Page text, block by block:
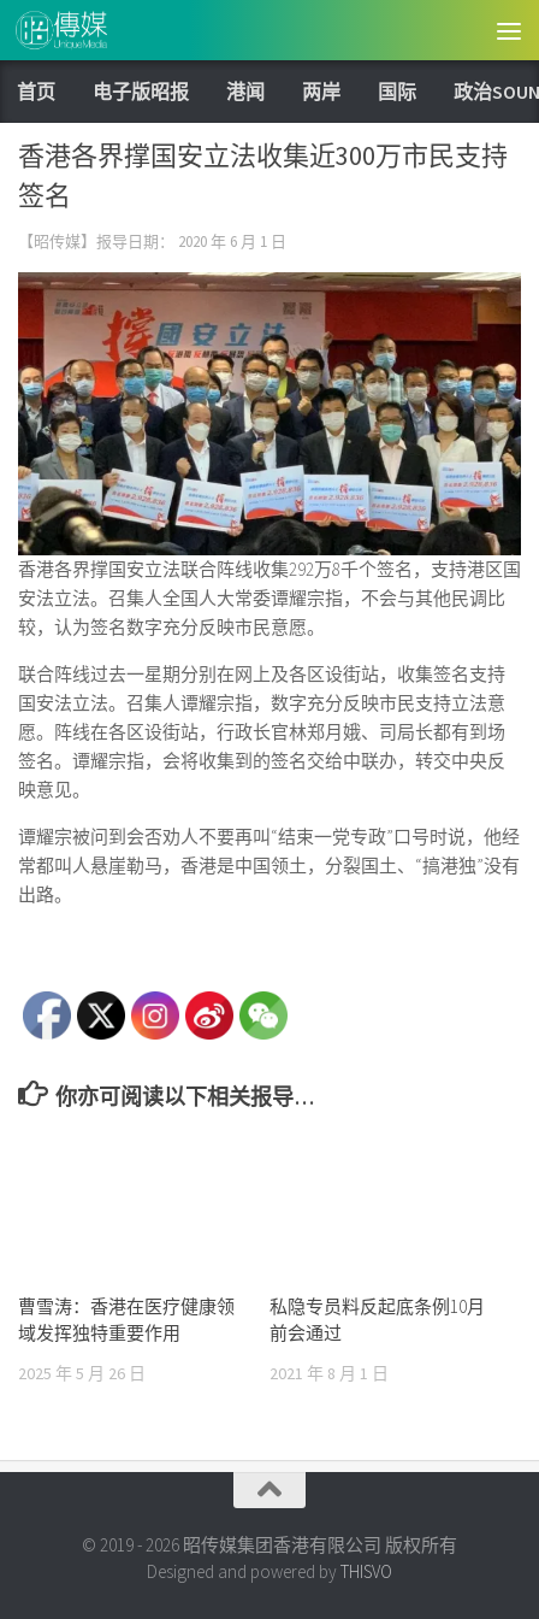
Skip to content
首页 电子版昭报 港闻 两岸 国际 政治
香港各界撑国安立法收集近300万市民支持
签名
【昭传媒】报导日期： 2020 年 6 月 1 日
香港各界撑国安立法联合阵线收集292万8千个签名，支持港区国
安法立法。召集人全国人大常委谭耀宗指，不会与其他民调比
较，认为签名数字充分反映市民意愿。
联合阵线过去一星期分别在网上及各区设街站，收集签名支持
国安法立法。召集人谭耀宗指，数字充分反映市民支持立法意
愿。阵线在各区设街站，行政长官林郑月娥、司局长都有到场
签名。谭耀宗指，会将收集到的签名交给中联办，转交中央反
映意见。
谭耀宗被问到会否劝人不要再叫“结束一党专政”口号时说，他经
常都叫人悬崖勒马，香港是中国领土，分裂国土、“搞港独”没有
出路。
你亦可阅读以下相关报导…
曹雪涛：香港在医疗健康领
域发挥独特重要作用
2025 年 5 月 26 日
私隐专员料反起底条例10月
前会通过
2021 年 8 月 1 日
© 2019 - 2026 昭传媒集团香港有限公司 版权所有
Designed and powered by THISVO